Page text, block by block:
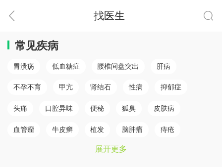
找医生
常见疾病
胃溃疡 低血糖症 腰椎间盘突出 肝病
不孕不育 甲亢 肾结石 性病 抑郁症
头痛 口腔异味 便秘 狐臭 皮肤病
血管瘤 牛皮癣 植发 脑肿瘤 痔疮
脾胃病 乳腺癌
展开更多